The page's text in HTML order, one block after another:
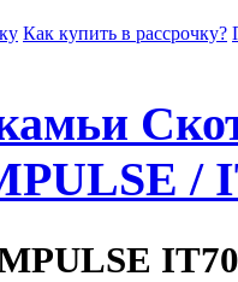
Как купить в рассрочку?
/